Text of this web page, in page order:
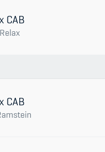
CAB
CAB